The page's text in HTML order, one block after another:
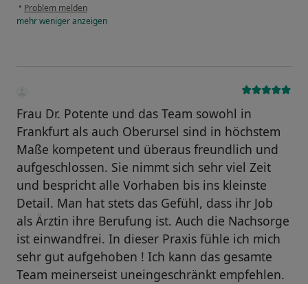
• Problem melden
mehrwenigeranzeigen
Frau Dr. Potente und das Team sowohl in
Frankfurt als auch Oberursel sind in höchstem
Maße kompetent und überaus freundlich und
aufgeschlossen. Sie nimmt sich sehr viel Zeit
und bespricht alle Vorhaben bis ins kleinste
Detail. Man hat stets das Gefühl, dass ihr Job
als Ärztin ihre Berufung ist. Auch die Nachsorge
ist einwandfrei. In dieser Praxis fühle ich mich
sehr gut aufgehoben ! Ich kann das gesamte
Team meinerseist uneingeschränkt empfehlen.